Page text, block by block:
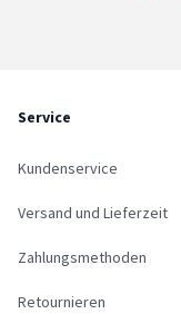
Service
Kundenservice
Versand und Lieferzeit
Zahlungsmethoden
Retournieren